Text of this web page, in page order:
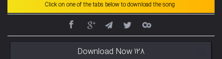
Click on one of the tabs below to download the song
Download Now 128